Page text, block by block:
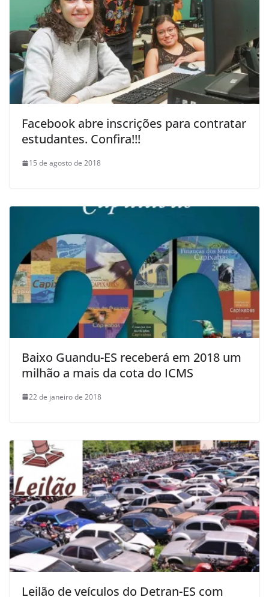
Facebook abre inscrições para contratar
estudantes. Confira!!!
15 de agosto de 2018
Baixo Guandu-ES receberá em 2018 um
milhão a mais da cota do ICMS
22 de janeiro de 2018
Leilão de veículos do Detran-ES com